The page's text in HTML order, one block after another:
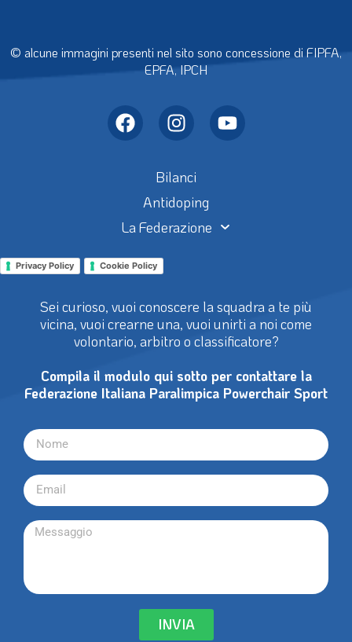
© alcune immagini presenti nel sito sono concessione di FIPFA,
EPFA, IPCH
Bilanci
Antidoping
La Federazione
Privacy Policy Cookie Policy
Sei curioso, vuoi conoscere la squadra a te più
vicina, vuoi crearne una, vuoi unirti a noi come
volontario, arbitro o classificatore?
Compila il modulo qui sotto per contattare la
Federazione Italiana Paralimpica Powerchair Sport
INVIA